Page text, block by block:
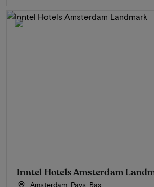
Inntel Hotels Amsterdam
Amsterdam, Pays-Bas